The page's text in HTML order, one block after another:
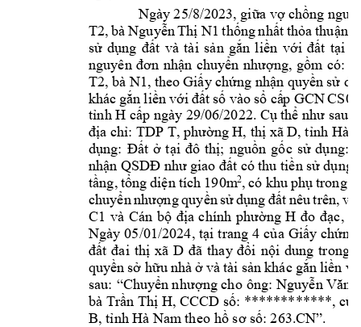
Ngày 25/8/2023, giữa vợ chồng nguy
T2, bà Nguyễn Thị N1 thống nhất thỏa thuận
sử dụng đất và tài sản gắn liền với đất tại
nguyên đơn nhận chuyển nhượng, gồm có:
T2, bà N1, theo Giấy chứng nhận quyền sử
khác gắn liền với đất số vào sổ cấp GCN
tỉnh H cấp ngày 29/06/2022. Cụ thể như sau:
địa chỉ: TDP T, phường H, thị xã D, tỉnh Hà
dụng: Đất ở tại đô thị; nguồn gốc sử dụng:
nhận QSDĐ như giao đất có thu tiền sử dụng
tầng, tổng diện tích 190m2, có khu phụ trong
chuyển nhượng quyền sử dụng đất nêu trên, vợ
C1 và Cán bộ địa chính phường H đo đạc,
Ngày 05/01/2024, tại trang 4 của Giấy chứng
đất đai thị xã D đã thay đổi nội dung trong
quyền sở hữu nhà ở và tài sản khác gắn liền
sau: “Chuyển nhượng cho ông: Nguyễn Văn
bà Trần Thị H, CCCD số: ************,
B, tỉnh Hà Nam theo hồ sơ số: 263.CN”.